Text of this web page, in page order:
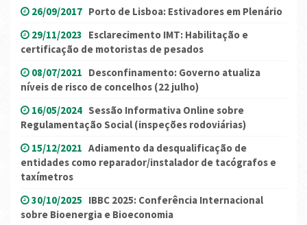
26/09/2017 Porto de Lisboa: Estivadores em Plenário
29/11/2023 Esclarecimento IMT: Habilitação e
certificação de motoristas de pesados
08/07/2021 Desconfinamento: Governo atualiza
níveis de risco de concelhos (22 julho)
16/05/2024 Sessão Informativa Online sobre
Regulamentação Social (inspeções rodoviárias)
15/12/2021 Adiamento da desqualificação de
entidades como reparador/instalador de tacógrafos e
taxímetros
30/10/2025 IBBC 2025: Conferência Internacional
sobre Bioenergia e Bioeconomia